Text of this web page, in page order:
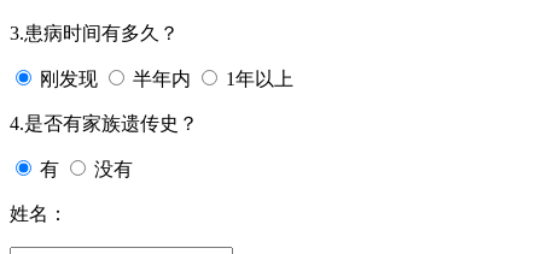
3.患病时间有多久？
刚发现 半年内 1年以上
4.是否有家族遗传史？
有 没有
姓名：